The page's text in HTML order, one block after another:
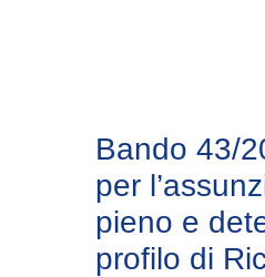
Bando 43/
per
pieno e
profilo di